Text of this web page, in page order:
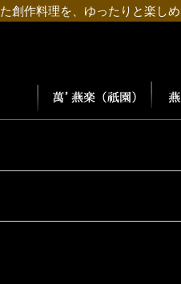
創作料理を、ゆったりと楽し